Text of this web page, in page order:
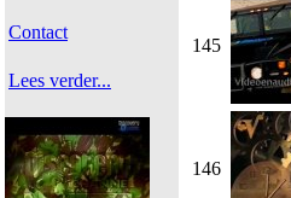
Contact
Lees verder...
145
146